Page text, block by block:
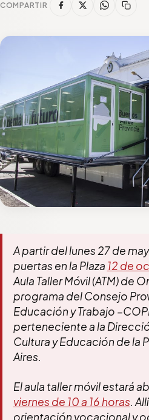
COMPARTIR
A partir del lunes 27 de
puertas en la Plaza 12 de
Aula Taller Móvil (ATM) de
programa del Consejo
Educación y Trabajo
perteneciente a la
Cultura y Educación de la
Aires.
El aula taller móvil estará
viernes de 10 a 16 horas.
orientación vocacional y